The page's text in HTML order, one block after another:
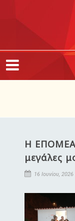
Η ΕΠΟΜΕΑ
μεγάλες
16 Ιουνίου, 2026